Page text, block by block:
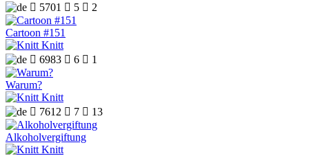
 5701  5  2
Cartoon #151
Knitt
 6983  6  1
Warum?
Knitt
 7612  7  13
Alkoholvergiftung
Knitt